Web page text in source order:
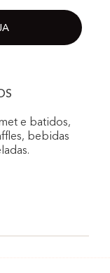
e batidos,
bebidas